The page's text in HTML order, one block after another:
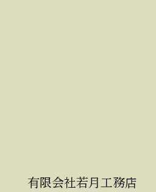
有限会社若月工務店